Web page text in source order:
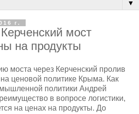
▼
г.
мост
на продукты
моста через Керченский пролив
ценовой политике Крыма. Как
политики Андрей
в вопросе логистики,
на ценах на продукты. До